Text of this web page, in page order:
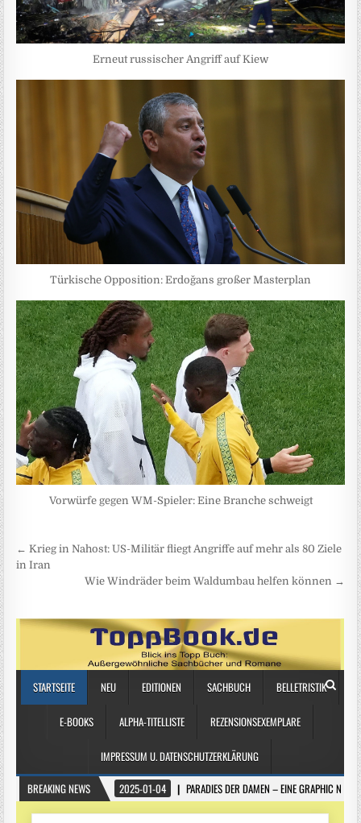
Erneut russischer Angriff auf Kiew
Türkische Opposition: Erdoğans großer Masterplan
Vorwürfe gegen WM-Spieler: Eine Branche schweigt
Beitragsnavigation
← Krieg in Nahost: US-Militär fliegt Angriffe auf mehr als 80 Ziele
in Iran
Wie Windräder beim Waldumbau helfen können →